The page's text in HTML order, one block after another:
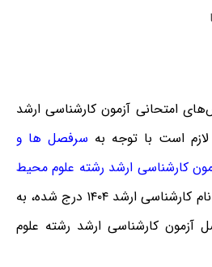
امتحانی آزمون کارشناسی ارشد
است با توجه به سرفصل ها و
کارشناسی ارشد رشته علوم محیط
که در دفترچه ثبت نام کارشناسی ارشد ۱۴۰۴ درج شده، به
۹ سرفصل آزمون کارشناسی ارشد رشته علوم